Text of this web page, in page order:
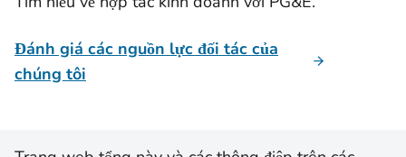
Đánh giá các nguồn lực đối tác của
chúng tôi